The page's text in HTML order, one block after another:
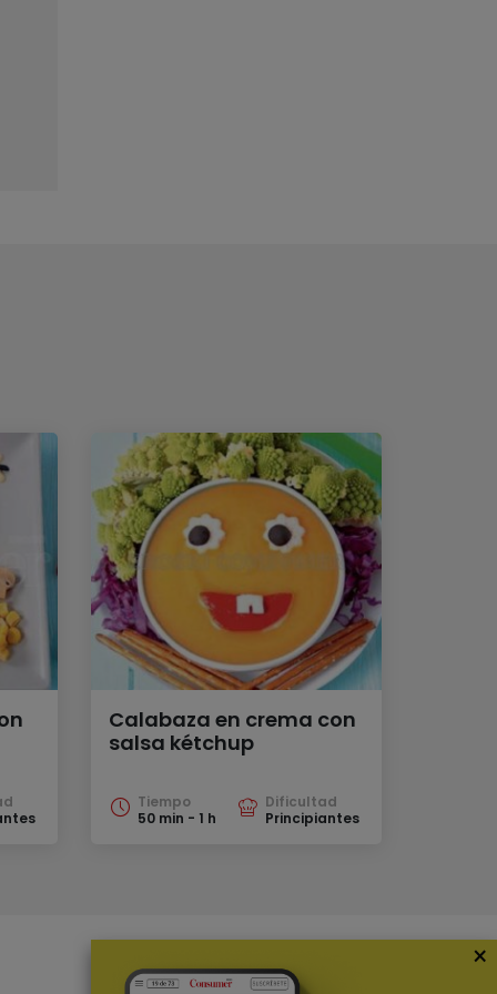
Calabaza en crema con
salsa kétchup
Tiempo
50 min - 1 h
Dificultad
Principiantes
×